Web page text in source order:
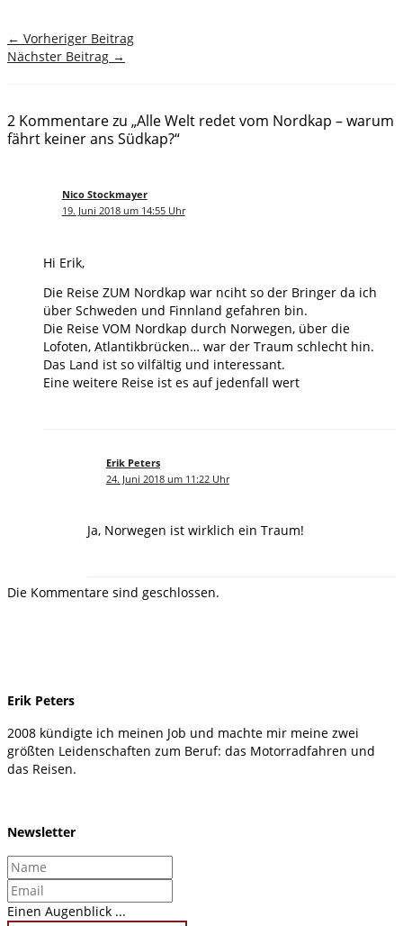
← Vorheriger Beitrag
Nächster Beitrag →
2 Kommentare zu „Alle Welt redet vom Nordkap – warum
fährt keiner ans Südkap?“
Nico Stockmayer
19. Juni 2018 um 14:55 Uhr
Hi Erik,
Die Reise ZUM Nordkap war nciht so der Bringer da ich
über Schweden und Finnland gefahren bin.
Die Reise VOM Nordkap durch Norwegen, über die
Lofoten, Atlantikbrücken… war der Traum schlecht hin.
Das Land ist so vilfältig und interessant.
Eine weitere Reise ist es auf jedenfall wert
Erik Peters
24. Juni 2018 um 11:22 Uhr
Ja, Norwegen ist wirklich ein Traum!
Die Kommentare sind geschlossen.
Erik Peters
2008 kündigte ich meinen Job und machte mir meine zwei
größten Leidenschaften zum Beruf: das Motorradfahren und
das Reisen.
Newsletter
Einen Augenblick ...